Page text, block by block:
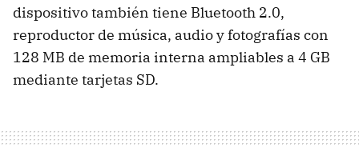
dispositivo también tiene Bluetooth 2.0,
reproductor de música, audio y fotografías con
128 MB de memoria interna ampliables a 4 GB
mediante tarjetas SD.